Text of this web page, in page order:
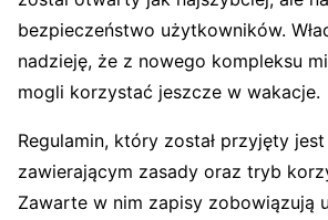
bezpieczeństwo użytkowników.
nadzieję, że z nowego kompleksu
mogli korzystać jeszcze w wakacje.
Regulamin, który został przyjęty
zawierającym zasady oraz tryb
Zawarte w nim zapisy zobowiązują